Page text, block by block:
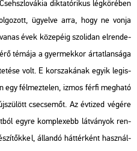
dik­ta­tó­ri­kus lég­kö­ré­ben
ügyel­ve arra, hogy ne vonja
évek kö­ze­pé­ig szo­li­dan el­ren­de­
té­má­ja a gyer­mek­kor ár­tat­lan­sá­ga
volt. E kor­sza­ká­nak egyik leg­is­
egy fél­mez­te­len, izmos férfi meg­ha­tó
cse­cse­mőt. Az év­ti­zed vé­gé­re
egyre komp­le­xebb lát­vá­nyok ren­
ál­lan­dó hát­tér­ként hasz­nál­